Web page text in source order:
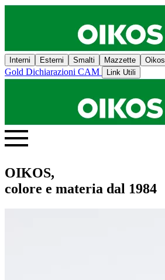
Interni Esterni Smalti Mazzette Oikos
Gold Dichiarazioni CAM Link Utili
OIKOS,
colore e materia dal 1984